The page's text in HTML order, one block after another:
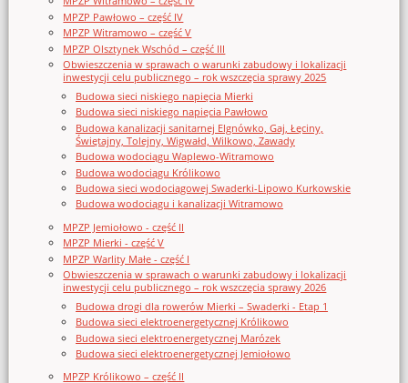
MPZP Pawłowo – część IV
MPZP Witramowo – część V
MPZP Olsztynek Wschód – część III
Obwieszczenia w sprawach o warunki zabudowy i lokalizacji
inwestycji celu publicznego – rok wszczęcia sprawy 2025
Budowa sieci niskiego napięcia Mierki
Budowa sieci niskiego napięcia Pawłowo
Budowa kanalizacji sanitarnej Elgnówko, Gaj, Łęciny,
Świętajny, Tolejny, Wigwałd, Wilkowo, Zawady
Budowa wodociągu Waplewo-Witramowo
Budowa wodociągu Królikowo
Budowa sieci wodociągowej Swaderki-Lipowo Kurkowskie
Budowa wodociągu i kanalizacji Witramowo
MPZP Jemiołowo - część II
MPZP Mierki - część V
MPZP Warlity Małe - część I
Obwieszczenia w sprawach o warunki zabudowy i lokalizacji
inwestycji celu publicznego – rok wszczęcia sprawy 2026
Budowa drogi dla rowerów Mierki – Swaderki - Etap 1
Budowa sieci elektroenergetycznej Królikowo
Budowa sieci elektroenergetycznej Marózek
Budowa sieci elektroenergetycznej Jemiołowo
MPZP Królikowo – część II